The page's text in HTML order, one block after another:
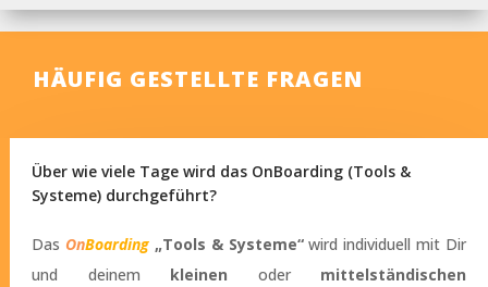
HÄUFIG GESTELLTE FRAGEN
Über wie viele Tage wird das OnBoarding (Tools &
Systeme) durchgeführt?
Das OnBoarding „Tools & Systeme“wird individuell mit Dir
und deinem kleinen oder mittelständischen